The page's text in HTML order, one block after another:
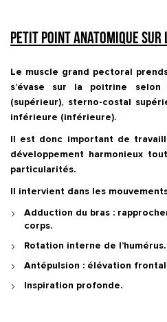
Petit point anatomique sur
Le muscle grand pectoral
s’évase sur la poitrine
(supérieur), sterno-costal
inférieure (inférieure).
Il est donc important de
développement harmonieux
particularités.
Il intervient dans les
Adduction du bras :
corps.
Rotation interne de l’humérus.
Antépulsion : élévation
Inspiration profonde.